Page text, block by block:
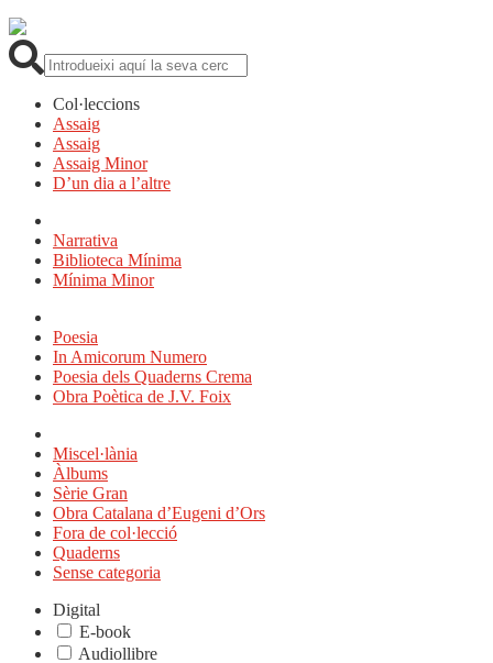
Col·leccions
Assaig
Assaig
Assaig Minor
D’un dia a l’altre
Narrativa
Biblioteca Mínima
Mínima Minor
Poesia
In Amicorum Numero
Poesia dels Quaderns Crema
Obra Poètica de J.V. Foix
Miscel·lània
Àlbums
Sèrie Gran
Obra Catalana d’Eugeni d’Ors
Fora de col·lecció
Quaderns
Sense categoria
Digital
E-book
Audiollibre